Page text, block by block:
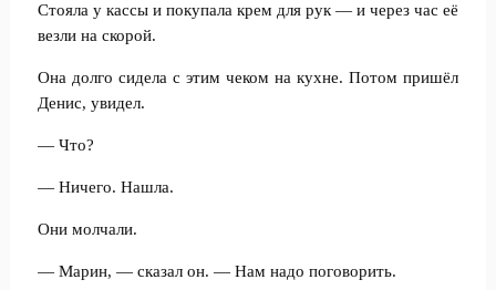
Стояла у кассы и покупала крем для рук — и через час её
везли на скорой.
Она долго сидела с этим чеком на кухне. Потом пришёл
Денис, увидел.
— Что?
— Ничего. Нашла.
Они молчали.
— Марин, — сказал он. — Нам надо поговорить.